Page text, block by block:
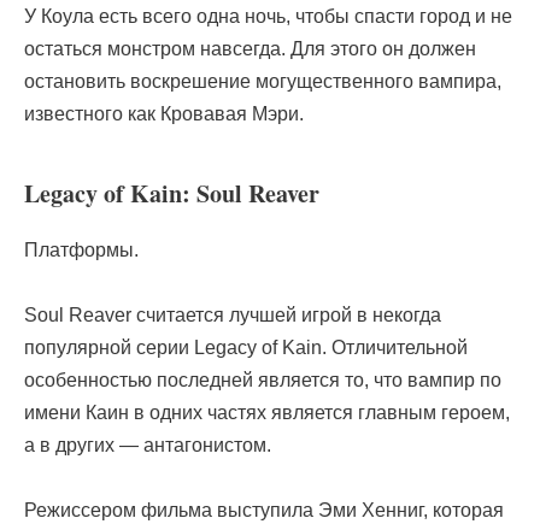
У Коула есть всего одна ночь, чтобы спасти город и не
остаться монстром навсегда. Для этого он должен
остановить воскрешение могущественного вампира,
известного как Кровавая Мэри.
Legacy of Kain: Soul Reaver
Платформы.
Soul Reaver считается лучшей игрой в некогда
популярной серии Legacy of Kain. Отличительной
особенностью последней является то, что вампир по
имени Каин в одних частях является главным героем,
а в других — антагонистом.
Режиссером фильма выступила Эми Хенниг, которая